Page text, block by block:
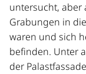
untersucht, aber
Grabungen in
waren und sich
befinden. Unter
der